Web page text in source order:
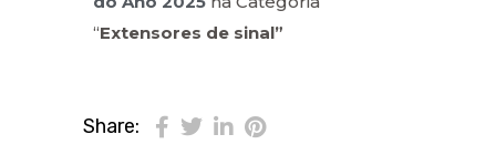
“Extensores de sinal”
Share: